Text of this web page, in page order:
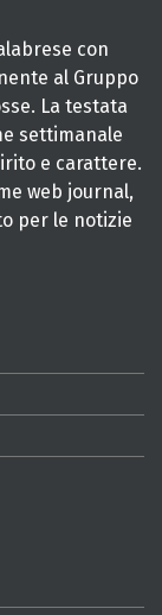
con
al Gruppo
La testata
settimanale
e carattere.
web journal,
per le notizie